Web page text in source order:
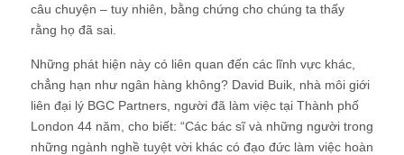
câu chuyện – tuy nhiên, bằng chứng cho chúng ta thấy
rằng họ đã sai.
Những phát hiện này có liên quan đến các lĩnh vực khác,
chẳng hạn như ngân hàng không? David Buik, nhà môi giới
liên đại lý BGC Partners, người đã làm việc tại Thành phố
London 44 năm, cho biết: “Các bác sĩ và những người trong
những ngành nghề tuyệt vời khác có đạo đức làm việc hoàn